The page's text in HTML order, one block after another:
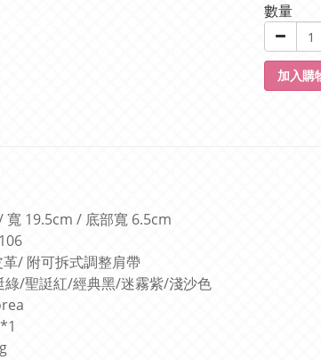
數量
加入購
寬 19.5cm / 底部寬 6.5cm
/ 附可拆式調整肩帶
綠/聖誔紅/經典黑/迷霧紫/淺沙色